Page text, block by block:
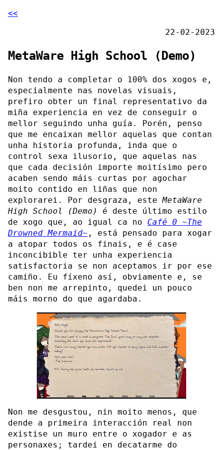
<<
22-02-2023
MetaWare High School (Demo)
Non tendo a completar o 100% dos xogos e,
especialmente nas novelas visuais,
prefiro obter un final representativo da
miña experiencia en vez de conseguir o
mellor seguindo unha guía. Porén, penso
que me encaixan mellor aquelas que contan
unha historia profunda, inda que o
control sexa ilusorio, que aquelas nas
que cada decisión importe moitísimo pero
acaben sendo máis curtas por agochar
moito contido en liñas que non
explorarei. Por desgraza, esteMetaWare
High School (Demo)
é deste último estilo
de xogo que, ao igual ca no Café 0 ~The
Drowned Mermaid~ , está pensado para xogar
a atopar todos os finais, e é case
inconcibible ter unha experiencia
satisfactoria se non aceptamos ir por ese
camiño. Eu fíxeno así, obviamente e, se
ben non me arrepinto, quedei un pouco
máis morno do que agardaba.
Non me desgustou, nin moito menos, que
dende a primeira interacción real non
existise un muro entre o xogador e as
personaxes; tardei en decatarme do